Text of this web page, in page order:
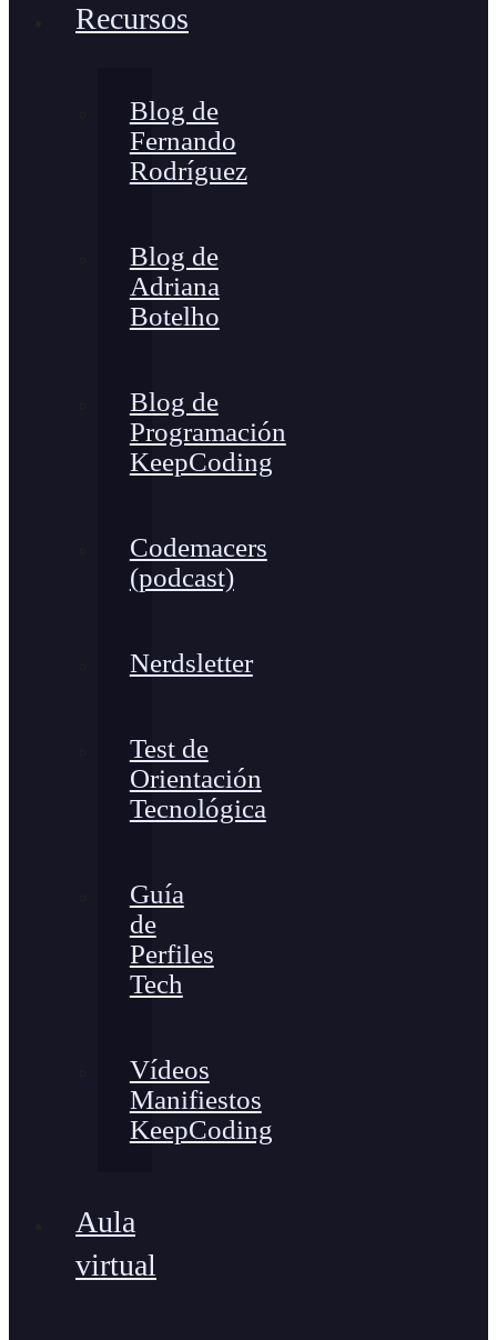
Recursos
Blog de
Fernando
Rodríguez
Blog de
Adriana
Botelho
Blog de
Programación
KeepCoding
Codemacers
(podcast)
Nerdsletter
Test de
Orientación
Tecnológica
Guía
de
Perfiles
Tech
Vídeos
Manifiestos
KeepCoding
Aula
virtual